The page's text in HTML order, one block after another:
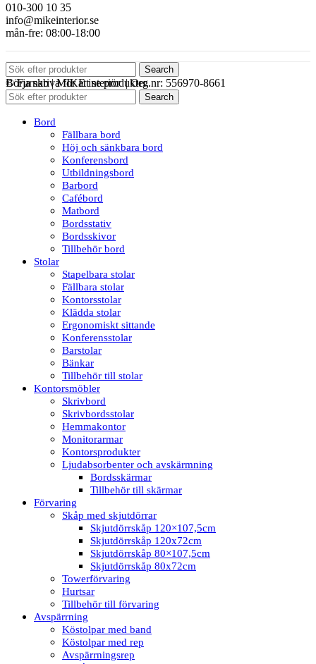
010-300 10 35
info@mikeinterior.se
mån-fre: 08:00-18:00
© Furnab | MIKE interiör | Org.nr: 556970-8661
Search
Börja skriva för att se produkter.
Search
Bord
Fällbara bord
Höj och sänkbara bord
Konferensbord
Utbildningsbord
Barbord
Cafébord
Matbord
Bordsstativ
Bordsskivor
Tillbehör bord
Stolar
Stapelbara stolar
Fällbara stolar
Kontorsstolar
Klädda stolar
Ergonomiskt sittande
Konferensstolar
Barstolar
Bänkar
Tillbehör till stolar
Kontorsmöbler
Skrivbord
Skrivbordsstolar
Hemmakontor
Monitorarmar
Kontorsprodukter
Ljudabsorbenter och avskärmning
Bordsskärmar
Tillbehör till skärmar
Förvaring
Skåp med skjutdörrar
Skjutdörrskåp 120×107,5cm
Skjutdörrskåp 120x72cm
Skjutdörrskåp 80×107,5cm
Skjutdörrskåp 80x72cm
Towerförvaring
Hurtsar
Tillbehör till förvaring
Avspärrning
Köstolpar med band
Köstolpar med rep
Avspärrningsrep